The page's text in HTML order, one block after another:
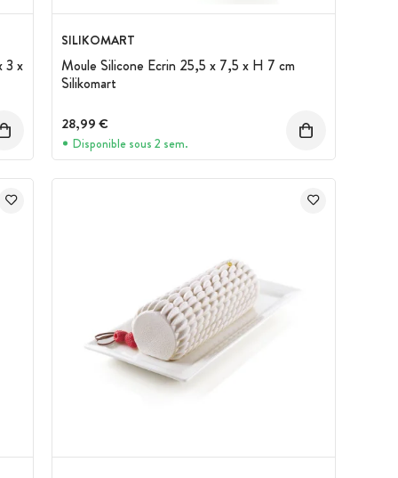
3 x
SILIKOMART
Moule Silicone Ecrin 25,5 x 7,5 x H 7 cm
Silikomart
28,99 €
Disponible sous 2 sem.